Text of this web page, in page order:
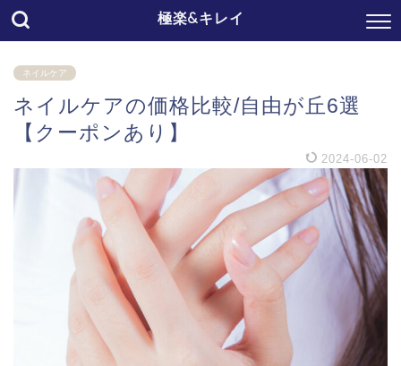
極楽&キレイ
ネイルケア
ネイルケアの価格比較/自由が丘6選
【クーポンあり】
2024-06-02